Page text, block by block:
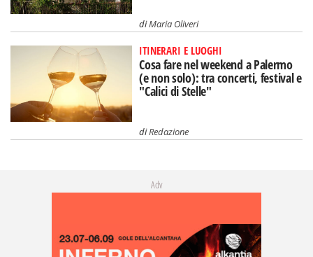
diMaria Oliveri
ITINERARI E LUOGHI
Cosa fare nel weekend a Palermo
(e non solo): tra concerti, festival e
"Calici di Stelle"
diRedazione
Adv